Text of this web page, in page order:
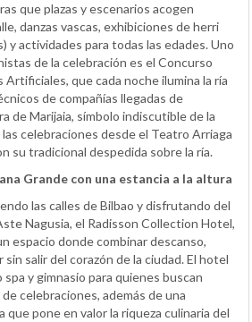
que plazas y escenarios acogen
danzas vascas, exhibiciones de herri
y actividades para todas las edades. Uno
de la celebración es el Concurso
que cada noche ilumina la ría
de compañías llegadas de
de Marijaia, símbolo indiscutible de la
celebraciones desde el Teatro Arriaga
su tradicional despedida sobre la ría.
Grande con una estancia a la altura
las calles de Bilbao y disfrutando del
Nagusia, el Radisson Collection Hotel,
espacio donde combinar descanso,
salir del corazón de la ciudad. El hotel
y gimnasio para quienes buscan
celebraciones, además de una
pone en valor la riqueza culinaria del